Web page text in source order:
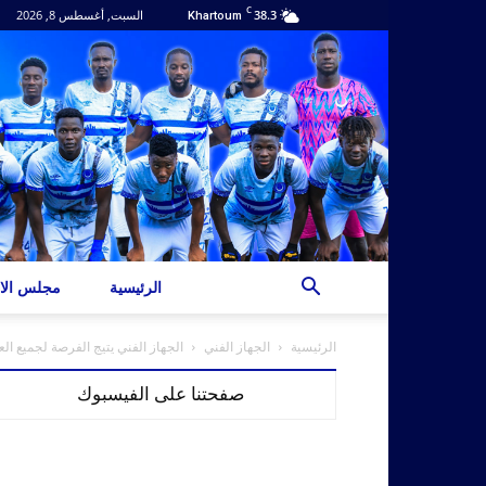
38.3
C
Khartoum السبت, أغسطس 8, 2026
مجلس الرئيسية
الرئيسية الجهاز الفني الجهاز الفني يتيج الفرصة لجميع
صفحتنا على الفيسبوك